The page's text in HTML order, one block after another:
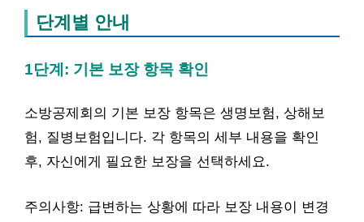
단계별 안내
1단계: 기본 보장 항목 확인
소방공제회의 기본 보장 항목은 생명보험, 상해보
험, 질병보험입니다. 각 항목의 세부 내용을 확인
후, 자신에게 필요한 보장을 선택하세요.
주의사항: 급변하는 상황에 따라 보장 내용이 변경